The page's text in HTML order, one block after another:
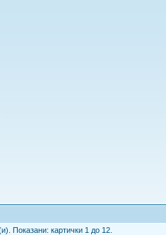
Показани: картички 1 до 12.